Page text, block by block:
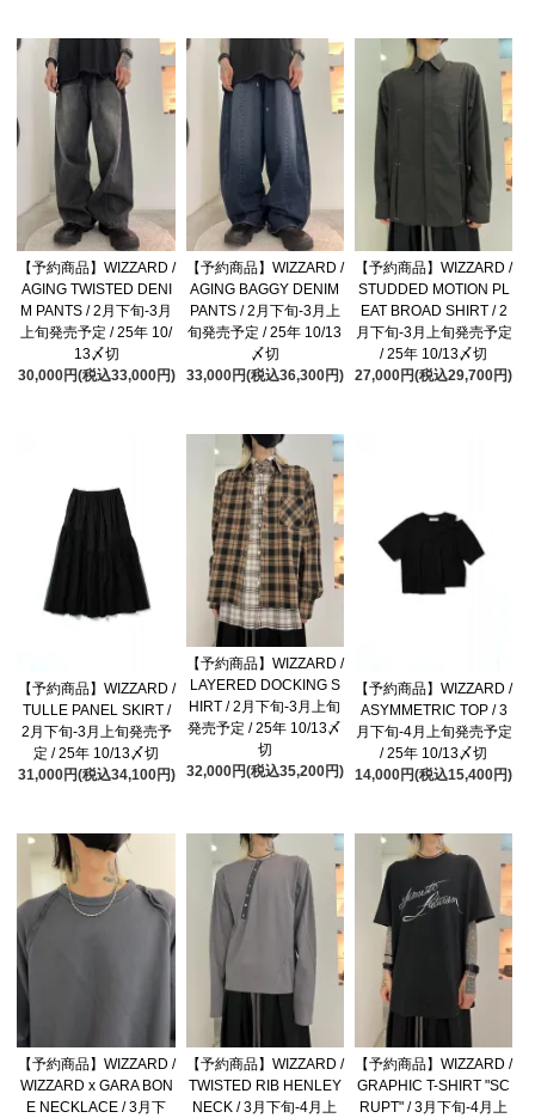
【予約商品】WIZZARD /
AGING TWISTED DENI
M PANTS / 2月下旬-3月
上旬発売予定 / 25年 10/
13〆切
30,000円(税込33,000円)
【予約商品】WIZZARD /
AGING BAGGY DENIM
PANTS / 2月下旬-3月上
旬発売予定 / 25年 10/13
〆切
33,000円(税込36,300円)
【予約商品】WIZZARD /
STUDDED MOTION PL
EAT BROAD SHIRT / 2
月下旬-3月上旬発売予定
/ 25年 10/13〆切
27,000円(税込29,700円)
【予約商品】WIZZARD /
TULLE PANEL SKIRT /
2月下旬-3月上旬発売予
定 / 25年 10/13〆切
31,000円(税込34,100円)
【予約商品】WIZZARD /
LAYERED DOCKING S
HIRT / 2月下旬-3月上旬
発売予定 / 25年 10/13〆
切
32,000円(税込35,200円)
【予約商品】WIZZARD /
ASYMMETRIC TOP / 3
月下旬-4月上旬発売予定
/ 25年 10/13〆切
14,000円(税込15,400円)
【予約商品】WIZZARD /
WIZZARD x GARA BON
E NECKLACE / 3月下
【予約商品】WIZZARD /
TWISTED RIB HENLEY
NECK / 3月下旬-4月上
【予約商品】WIZZARD /
GRAPHIC T-SHIRT "SC
RUPT" / 3月下旬-4月上